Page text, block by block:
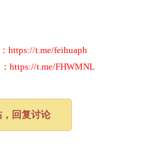
https://t.me/feihuaph
https://t.me/FHWMNL
回复讨论